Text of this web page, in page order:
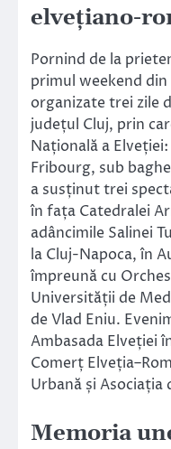
elvețiano-
Pornind de la
primul weekend
organizate trei zile
județul Cluj, prin
Națională a
Fribourg, sub
a susținut trei
în fața Catedralei
adâncimile Salinei
la Cluj-Napoca, în
împreună cu
Universității de
de Vlad Eniu.
Ambasada Elveției
Comerț
Urbană și Asociația
Memoria